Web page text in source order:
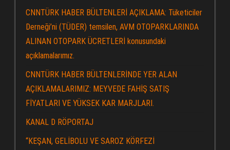
CNNTÜRK HABER BÜLTENLERİ AÇIKLAMA: Tüketiciler
Derneği’ni (TÜDER) temsilen, AVM OTOPARKLARINDA
ALINAN OTOPARK ÜCRETLERİ konusundaki
açıklamalarımız.
CNNTÜRK HABER BÜLTENLERİNDE YER ALAN
AÇIKLAMALARIMIZ: MEYVEDE FAHİŞ SATIŞ
FİYATLARI VE YÜKSEK KAR MARJLARI.
KANAL D RÖPORTAJ
“KEŞAN, GELİBOLU VE SAROZ KÖRFEZİ